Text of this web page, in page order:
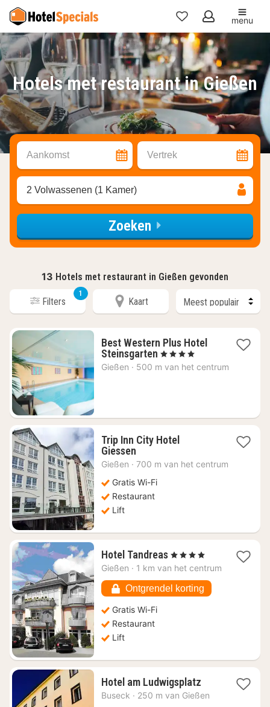
Mijn
favorieten
menu
Hotels met restaurant in Gießen
Aankomst Vertrek
2 Volwassenen (1 Kamer)
Zoeken
13 Hotels met restaurant in Gießen gevonden
Filters
1
Kaart
Best Western Plus Hotel
Steinsgarten 1
nacht
, 4 Sterren
Gießen · 500 m van het centrum
Trip Inn City Hotel
Giessen1
nacht
€
65,61
Gießen · 700 m van het centrum
Gratis Wi-Fi
Restaurant
Lift
Hotel Tandreas1
nacht
€
138,69
, 4 Sterren
Gießen · 1 km van het centrum
Ontgrendel korting
Gratis Wi-Fi
Restaurant
Lift
Hotel am Ludwigsplatz1
nacht
Buseck · 250 m van Gießen